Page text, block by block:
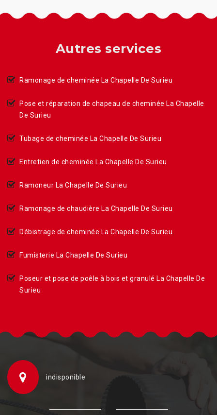
Autres services
Ramonage de cheminée La Chapelle De Surieu
Pose et réparation de chapeau de cheminée La Chapelle
De Surieu
Tubage de cheminée La Chapelle De Surieu
Entretien de cheminée La Chapelle De Surieu
Ramoneur La Chapelle De Surieu
Ramonage de chaudière La Chapelle De Surieu
Débistrage de cheminée La Chapelle De Surieu
Fumisterie La Chapelle De Surieu
Poseur et pose de poêle à bois et granulé La Chapelle De
Surieu
indisponible